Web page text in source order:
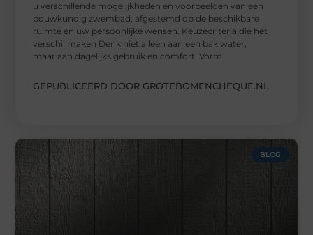
u verschillende mogelijkheden en voorbeelden van een
bouwkundig zwembad, afgestemd op de beschikbare
ruimte en uw persoonlijke wensen. Keuzecriteria die het
verschil maken Denk niet alleen aan een bak water,
maar aan dagelijks gebruik en comfort. Vorm
GEPUBLICEERD DOOR GROTEBOMENCHEQUE.NL
BLOG